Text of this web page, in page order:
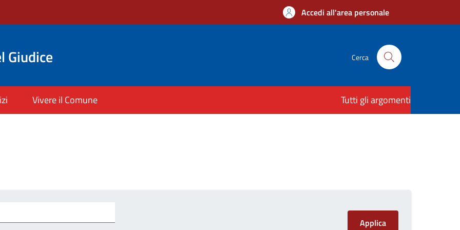
Accedi all'area personale
Giudice Cerca
Vivere il Comune Tutti gli argomenti